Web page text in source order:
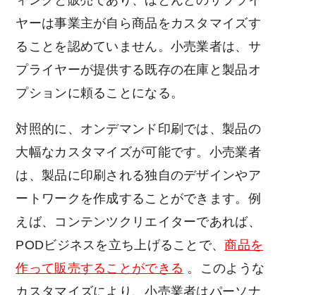
ヤーは事業主が自ら商品をカスタマイズす
ることを認めていません。小売業者は、サ
プライヤーが提供する既存の在庫と製品オ
プションに頼ることになる。
対照的に、オンデマンド印刷では、製品の
大幅なカスタマイズが可能です。小売業者
は、製品に印刷される独自のデザインやア
ートワークを作成することができます。例
えば、コンテンツクリエイターであれば、
PODビジネスを立ち上げることで、商品を
作って販売することができる 。このような
カスタマイズにより、小売業者はパーソナ